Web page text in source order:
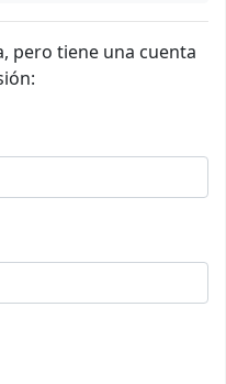
pero tiene una cuenta